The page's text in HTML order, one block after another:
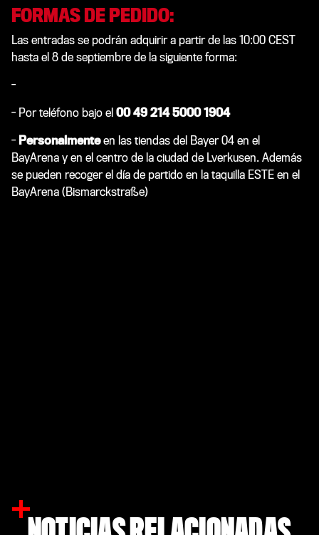
FORMAS DE PEDIDO:
Las entradas se podrán adquirir a partir de las 10:00 CEST
hasta el 8 de septiembre de la siguiente forma:
-
- Por teléfono bajo el 00 49 214 5000 1904
- Personalmenteen las tiendas del Bayer 04 en el
BayArena y en el centro de la ciudad de Lverkusen. Además
se pueden recoger el día de partido en la taquilla ESTE en el
BayArena (Bismarckstraße)